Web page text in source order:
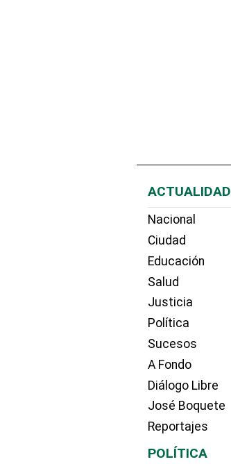
ACTUALIDAD
Nacional
Ciudad
Educación
Salud
Justicia
Política
Sucesos
A Fondo
Diálogo Libre
José Boquete
Reportajes
POLÍTICA